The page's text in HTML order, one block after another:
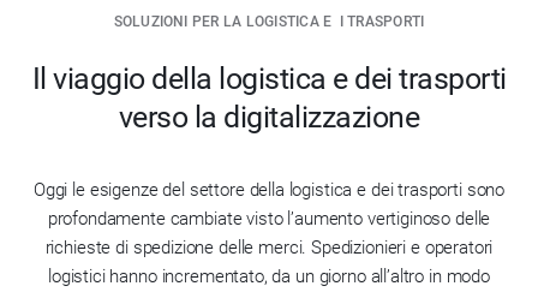
SOLUZIONI PER LA LOGISTICA E I TRASPORTI
Il viaggio della logistica e dei trasporti
verso la digitalizzazione
Oggi le esigenze del settore della logistica e dei trasporti sono
profondamente cambiate visto l’aumento vertiginoso delle
richieste di spedizione delle merci. Spedizionieri e operatori
logistici hanno incrementato, da un giorno all’altro in modo